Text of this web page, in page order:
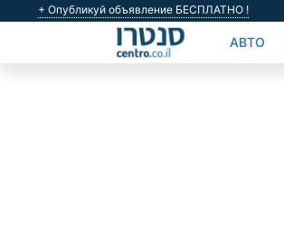
+ Опубликуй объявление БЕСПЛАТНО !
АВТО